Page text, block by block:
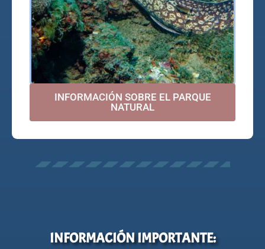
INFORMACIÓN SOBRE EL PARQUE
NATURAL
INFORMACIÓN IMPORTANTE: